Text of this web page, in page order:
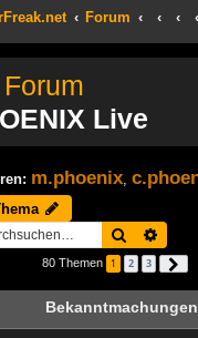
Forum
Live
m.phoenix
Suche
80 Themen 1 2 3
Bekanntmachungen